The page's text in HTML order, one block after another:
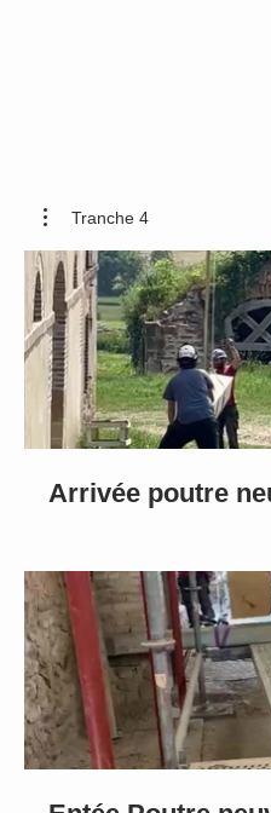
Tranche 4
Arrivée poutre